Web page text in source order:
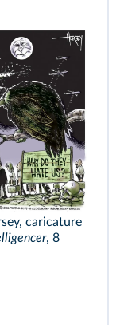
caricature
, 8